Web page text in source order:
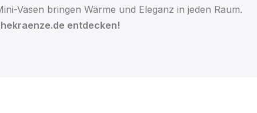
Vasen bringen Wärme und Eleganz in jeden Raum.
entdecken!